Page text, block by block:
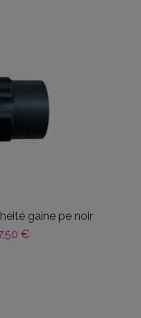
gaine pe noir
€